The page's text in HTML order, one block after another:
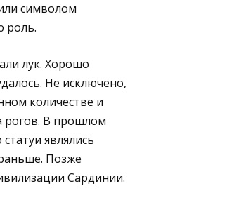
символом
роль.
лук. Хорошо
Не исключено,
количестве и
рогов. В прошлом
являлись
Позже
Сардинии.